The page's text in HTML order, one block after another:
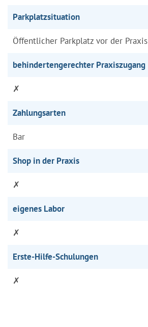
Parkplatzsituation
Öffentlicher Parkplatz vor der Praxis
behindertengerechter Praxiszugang
✗
Zahlungsarten
Bar
Shop in der Praxis
✗
eigenes Labor
✗
Erste-Hilfe-Schulungen
✗